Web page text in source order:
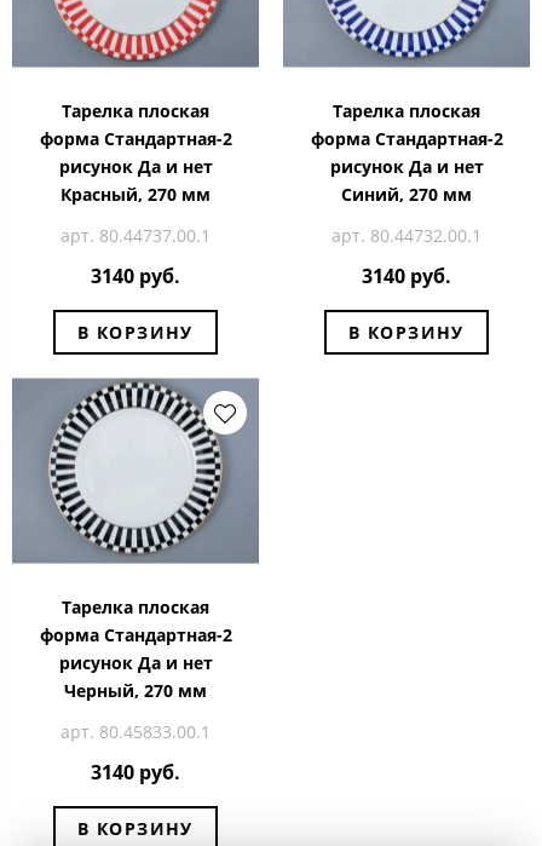
Тарелка плоская
форма Стандартная-2
рисунок Да и нет
Красный, 270 мм
арт. 80.44737.00.1
3140 руб.
В КОРЗИНУ
Тарелка плоская
форма Стандартная-2
рисунок Да и нет
Синий, 270 мм
арт. 80.44732.00.1
3140 руб.
В КОРЗИНУ
Тарелка плоская
форма Стандартная-2
рисунок Да и нет
Черный, 270 мм
арт. 80.45833.00.1
3140 руб.
В КОРЗИНУ